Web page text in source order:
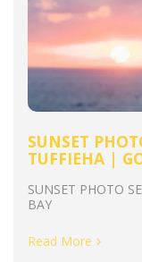
SUNSET
TUFFIEHA |
SUNSET PHOTO
BAY
Read More